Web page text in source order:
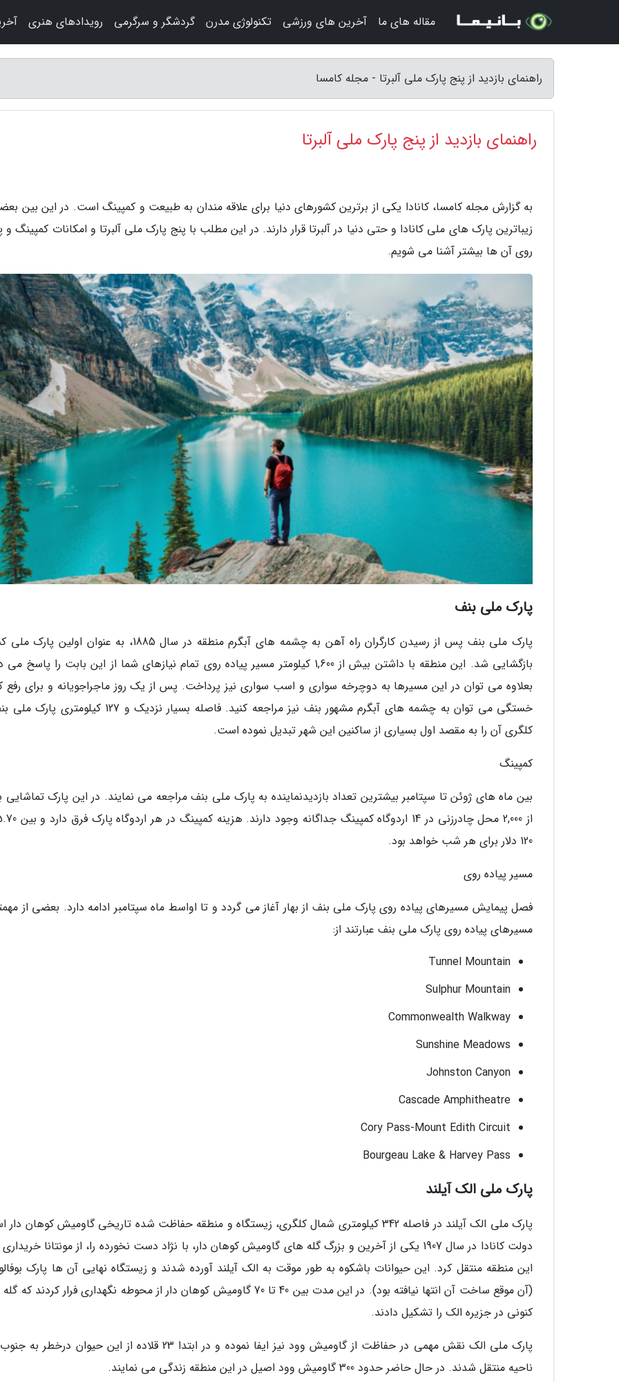
راهنمای بازدید از پنج پارک ملی آلبرتا - مجله کامسا
راهنمای بازدید از پنج پارک ملی آلبرتا
به گزارش مجله کامسا، کانادا یکی از برترین کشورهای دنیا برای علاقه مندان به طبیعت و کمپینگ است. در این بین
زیباترین پارک های ملی کانادا و حتی دنیا در آلبرتا قرار دارند. در این مطلب با پنج پارک ملی آلبرتا و امکانات کمپینگ و
روی آن ها بیشتر آشنا می شویم.
پارک ملی بنف
پارک ملی بنف پس از رسیدن کارگران راه آهن به چشمه های آبگرم منطقه در سال 1885، به عنوان
بازگشایی شد. این منطقه با داشتن بیش از 1,600 کیلومتر مسیر پیاده روی تمام نیازهای شما از این بابت را
بعلاوه می توان در این مسیرها به دوچرخه سواری و اسب سواری نیز پرداخت. پس از یک روز ماجراجویانه و برای رفع
خستگی می توان به چشمه های آبگرم مشهور بنف نیز مراجعه کنید. فاصله بسیار نزدیک و 127
کلگری آن را به مقصد اول بسیاری از ساکنین این شهر تبدیل نموده است.
کمپینگ
بین ماه های ژوئن تا سپتامبر بیشترین تعداد بازدیدنماینده به پارک ملی بنف مراجعه می نمایند. در این پارک
120 دلار برای هر شب خواهد بود.
مسیر پیاده روی
فصل پیمایش مسیرهای پیاده روی پارک ملی بنف از بهار آغاز می گردد و تا اواسط ماه سپتامبر ادامه دارد. بعضی از
مسیرهای پیاده روی پارک ملی بنف عبارتند از:
Tunnel Mountain
Sulphur Mountain
Commonwealth Walkway
Sunshine Meadows
Johnston Canyon
Cascade Amphitheatre
Cory Pass-Mount Edith Circuit
Bourgeau Lake & Harvey Pass
پارک ملی الک آیلند
پارک ملی الک آیلند در فاصله 342 کیلومتری شمال کلگری، زیستگاه و منطقه حفاظت شده تاریخی گاومیش کوهان
دولت کانادا در سال 1907 یکی از آخرین و بزرگ گله های گاومیش کوهان دار، با نژاد دست نخورده را، از مونتانا
این منطقه منتقل کرد. این حیوانات باشکوه به طور موقت به الک آیلند آورده شدند و زیستگاه نهایی آن ها پارک
(آن موقع ساخت آن انتها نیافته بود). در این مدت بین 40 تا 70 گاومیش کوهان دار از محوطه نگهداری فرار کردند
کنونی در جزیره الک را تشکیل دادند.
پارک ملی الک نقش مهمی در حفاظت از گاومیش وود نیز ایفا نموده و در ابتدا 23 قلاده از این حیوان
ناحیه منتقل شدند. در حال حاضر حدود 300 گاومیش وود اصیل در این منطقه زندگی می نمایند.
مقاله های ما آخرین های ورزشی تکنولوژی مدرن گردشگر و سرگرمی رویدادهای هنری